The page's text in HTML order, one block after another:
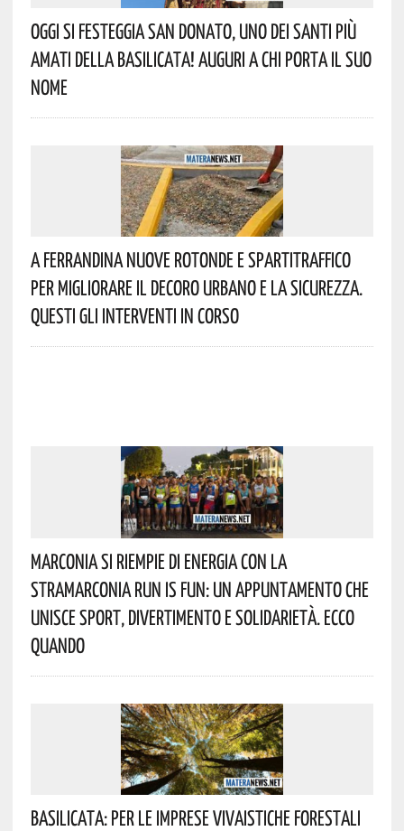
Oggi Si Festeggia San Donato, Uno Dei Santi Più
Amati Della Basilicata! Auguri A Chi Porta Il Suo
Nome
A Ferrandina Nuove Rotonde E Spartitraffico
Per Migliorare Il Decoro Urbano E La Sicurezza.
Questi Gli Interventi In Corso
Marconia Si Riempie Di Energia Con La
StraMarconia Run Is Fun: Un Appuntamento Che
Unisce Sport, Divertimento E Solidarietà. Ecco
Quando
Basilicata: Per Le Imprese Vivaistiche Forestali